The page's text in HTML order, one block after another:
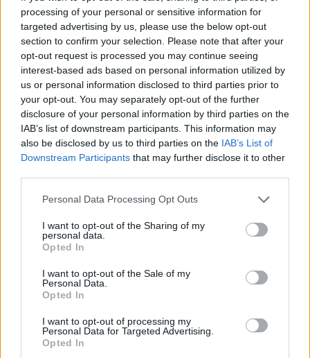
processing of your personal or sensitive information for
targeted advertising by us, please use the below opt-out
section to confirm your selection. Please note that after your
opt-out request is processed you may continue seeing
interest-based ads based on personal information utilized by
us or personal information disclosed to third parties prior to
your opt-out. You may separately opt-out of the further
disclosure of your personal information by third parties on the
IAB’s list of downstream participants. This information may
also be disclosed by us to third parties on the IAB’s List of
Downstream Participants that may further disclose it to other
Personal Data Processing Opt Outs
I want to opt-out of the Sharing of my
personal data.
Opted In
I want to opt-out of the Sale of my
Personal Data.
Opted In
I want to opt-out of processing my
Personal Data for Targeted Advertising.
Opted In
Kamarádka:tandlerova
Říká o mně:
Kamarádka:kvetinka1011
Říká o mně:
Kamarád:SNeptun
Říká o mně:
Kamarád:tomicek